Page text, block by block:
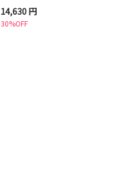
14,630 円
30%OFF